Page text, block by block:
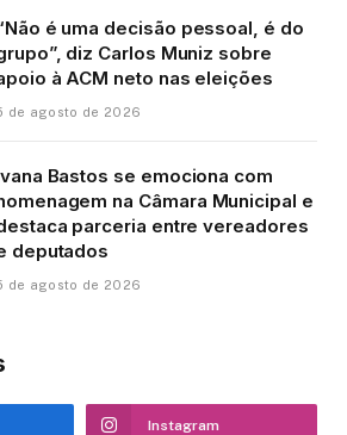
é uma decisão pessoal, é do
diz Carlos Muniz sobre
à ACM neto nas eleições
de agosto de 2026
Bastos se emociona com
na Câmara Municipal e
parceria entre vereadores
deputados
de agosto de 2026
Instagram